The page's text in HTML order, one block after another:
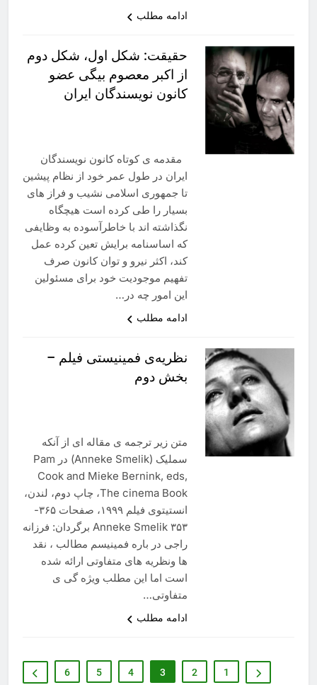
ادامه مطلب
حقیقت: شکل اول، شکل دوم
از اکبر معصوم بیگی عضو
کانون نویسندگان ایران
مقدمه ی کوتاه کانون نویسندگان
ایران در طول عمر خود از نظام پیشین
تا جمهوری اسلامی نشیب و فراز های
بسیار را طی کرده است هیچگاه
نگذاشته اند با خاطرآسوده به وظایفی
که اساسنامه برایش تعین کرده عمل
کند، اکثر نیرو و توان کانون صرف
تفهیم موجودیت خود برای مسئولین
این امور چه در…
ادامه مطلب
نظریه‌ی فمینیستی فیلم –
بخش دوم
متن زیر ترجمه ی مقاله ای از آنکه
سملیک (Anneke Smelik) در Pam
Cook and Mieke Bernink, eds,
The cinema Book، چاپ دوم، لندن،
انستیتوی فیلم ١٩٩٩، صفحات ٣۶۵-
٣۵٣ Anneke Smelik برگردان: فرزانه
راجی در باره فمینیسم مطالب ، نقد
ها ونظریه های متفاوتی ارائه شده
است اما این مطلب ویژه گی ی
متفاوتی…
ادامه مطلب
1
2
3
4
5
6